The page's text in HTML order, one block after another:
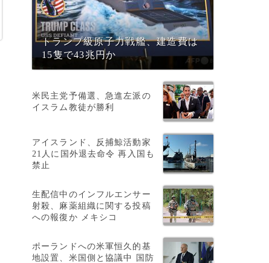
トランプ級原子力戦艦、建造費は
15隻で43兆円か
米民主党予備選、急進左派の
イスラム教徒が勝利
アイスランド、反捕鯨活動家
21人に国外退去命令 再入国も
禁止
生配信中のインフルエンサー
射殺、麻薬組織に関する投稿
への報復か メキシコ
ポーランドへの米軍恒久的基
地設置、米国側と協議中 国防